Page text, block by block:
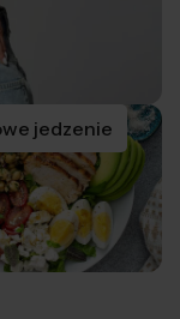
jedzenie